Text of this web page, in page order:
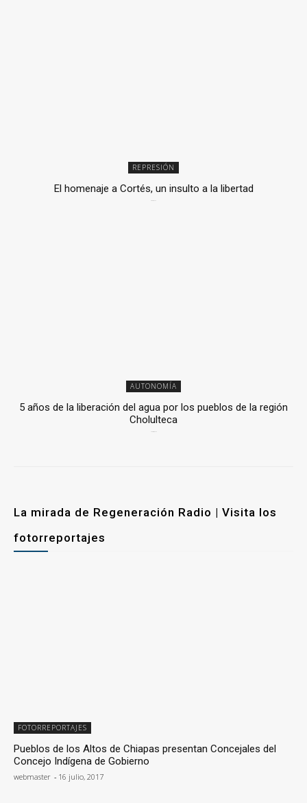
REPRESIÓN
El homenaje a Cortés, un insulto a la libertad
AUTONOMÍA
5 años de la liberación del agua por los pueblos de la región
Cholulteca
La mirada de Regeneración Radio | Visita los
fotorreportajes
FOTORREPORTAJES
Pueblos de los Altos de Chiapas presentan Concejales del
Concejo Indígena de Gobierno
webmaster - 16 julio, 2017